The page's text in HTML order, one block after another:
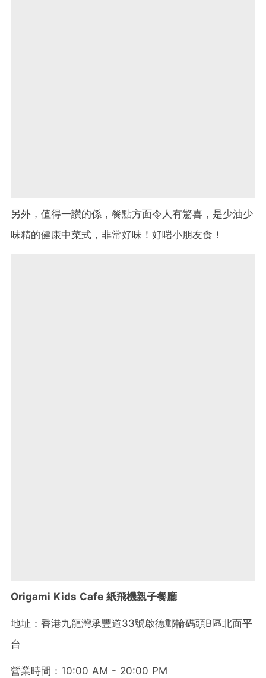
另外，值得一讚的係，餐點方面令人有驚喜，是少油少
味精的健康中菜式，非常好味！好啱小朋友食！
Origami Kids Cafe 紙飛機親子餐廳
地址：香港九龍灣承豐道33號啟德郵輪碼頭B區北面平
台
營業時間：10:00 AM - 20:00 PM